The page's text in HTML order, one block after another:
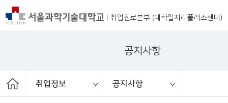
|취업진로본부 (대학일자리플러스센터)
공지사항
취업정보 공지사항
취업상담
프로그램
채용공고
취업정보
ST커리어멘토링
취업진로본부
공지사항
대외활동
청년정책
취업 서포터즈
보도자료